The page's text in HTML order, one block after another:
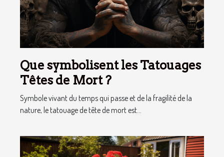
Que symbolisent les Tatouages
Têtes de Mort ?
Symbole vivant du temps qui passe et de la fragilité de la
nature, le tatouage de tête de mort est...